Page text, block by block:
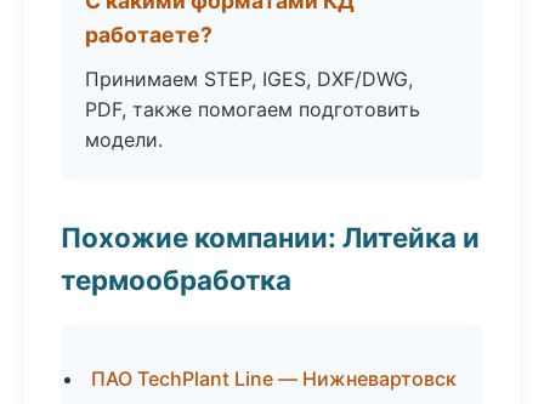
работаете?
Принимаем STEP, IGES, DXF/DWG,
PDF, также помогаем подготовить
модели.
Похожие компании: Литейка и
термообработка
ПАО TechPlant Line — Нижневартовск